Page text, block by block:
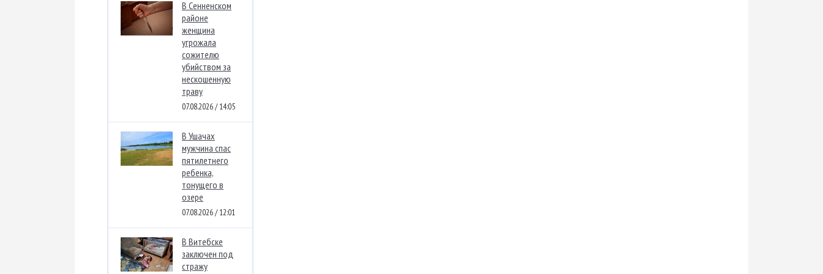
В Сенненском
районе
женщина
угрожала
сожителю
убийством за
нескошенную
траву
07.08.2026 / 14:05
В Ушачах
мужчина спас
пятилетнего
ребенка,
тонущего в
озере
07.08.2026 / 12:01
В Витебске
заключен под
стражу